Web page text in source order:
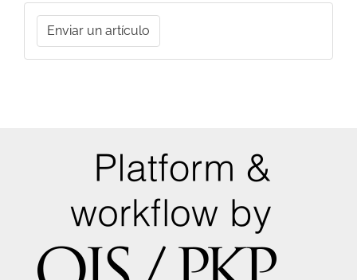
Enviar
unEnviar un artículo